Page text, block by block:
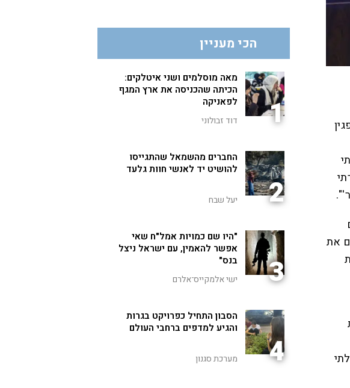
את
הכי מעניין
1
מאה מוסלמים ושני איטלקים:
הכיתה שהכניסה את ארץ המגף
לפאניקה
דוד זבולוני
2
החברים מהשמאל שהתגייסו
להושיט יד לאנשי חוות גלעד
יעל שבח
3
"היו שם כמויות אמל"ח שאי
אפשר להאמין, עם ישראל ניצל
בנס"
ישי אלמקייס־אלרם
4
הסבון התחיל כפרויקט בגרות
והגיע למדפים ברחבי העולם
מערכת סגנון